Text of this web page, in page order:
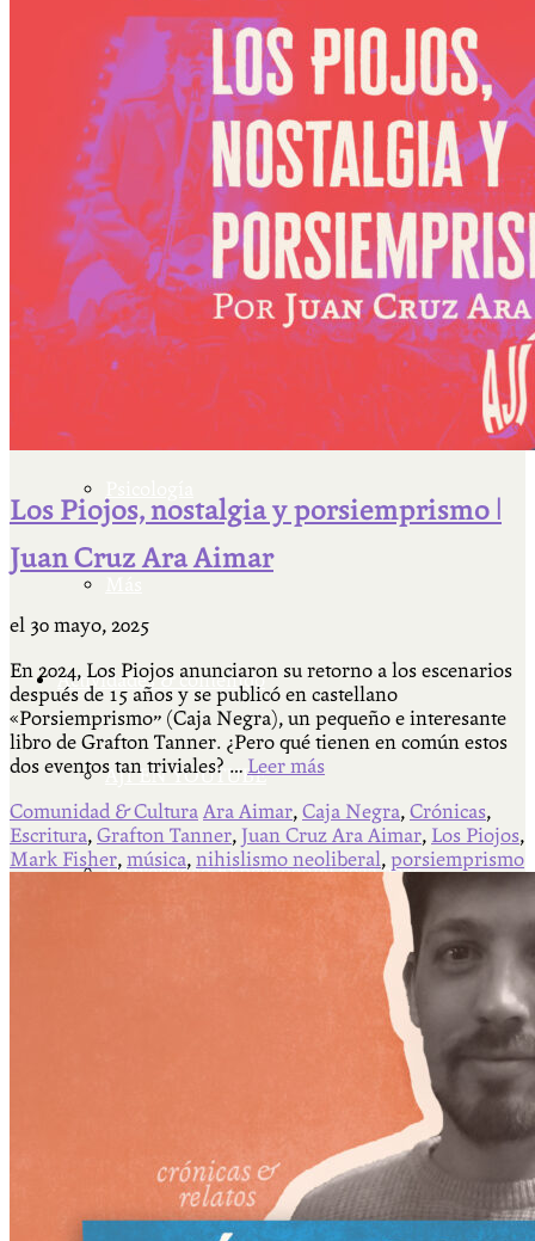
Escriben & participan
Actualidad y sociedad
Educación
Literatura
Actividades & contenido
AJÍ EN YOUTUBE
Universidad Experimental 2022-2025
Feria del Libro Venado Tuerto 2022-2025
Facultad Libre Venado Tuerto 1990-1994
Cátedra Bailable 2018
Los Piojos, nostalgia y porsiemprismo |
Juan Cruz Ara Aimar
el 30 mayo, 2025
En 2024, Los Piojos anunciaron su retorno a los escenarios
después de 15 años y se publicó en castellano
«Porsiemprismo” (Caja Negra), un pequeño e interesante
libro de Grafton Tanner. ¿Pero qué tienen en común estos
dos eventos tan triviales? … Leer más
Comunidad & Cultura Ara Aimar, Caja Negra, Crónicas,
Escritura, Grafton Tanner, Juan Cruz Ara Aimar, Los Piojos,
Mark Fisher, música, nihislismo neoliberal, porsiemprismo